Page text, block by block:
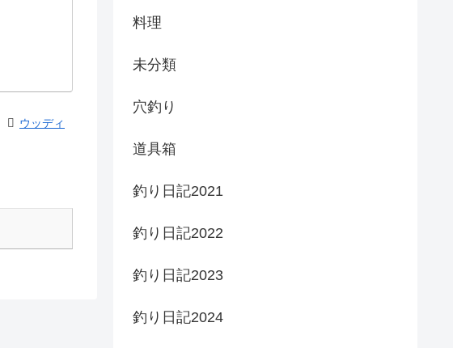
ウッディ
料理
未分類
穴釣り
道具箱
釣り日記2021
釣り日記2022
釣り日記2023
釣り日記2024